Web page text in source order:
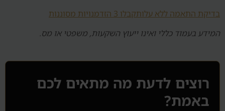
בדיקת התאמה ללא עלותקבלו 3 הזדמנויות מסוננות
המידע בעמוד כללי ואינו ייעוץ השקעות, משפטי או מס.
רוצים לדעת מה מתאים לכם
באמת?